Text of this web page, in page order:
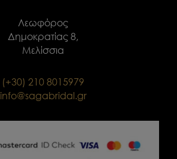
Λεωφόρος
Δημοκρατίας 8,
Μελίσσια
(+30) 210 8015979
info@sagabridal.gr